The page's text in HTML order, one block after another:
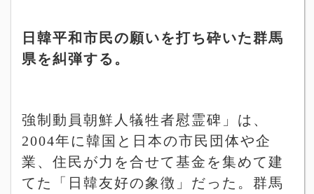
日韓平和市民の願いを打ち砕いた群馬
県を糾弾する。
強制動員朝鮮人犠牲者慰霊碑」は、
2004年に韓国と日本の市民団体や企
業、住民が力を合せて基金を集めて建
てた「日韓友好の象徴」だった。群馬